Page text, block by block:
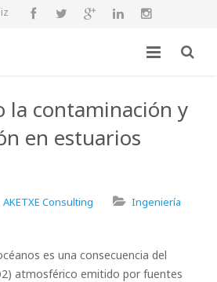
la contaminación y
en estuarios
AKETXE Consulting Ingeniería
es una consecuencia del
atmosférico emitido por fuentes